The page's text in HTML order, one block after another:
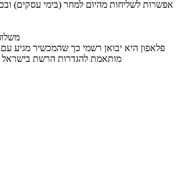
​אפשרות לשליחות מהיום למחר (בימי עסקים)
פלאפון היא יבואן רשמי כך שהמכשיר מגיע
מותאמת להגדרות הרשת בישראל